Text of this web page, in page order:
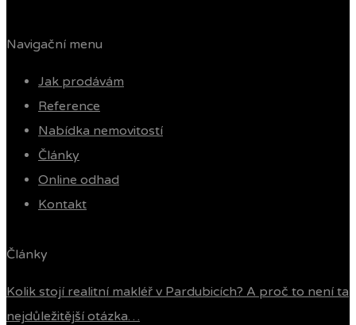
Navigační menu
Jak prodávám
Reference
Nabídka nemovitostí
Články
Online odhad
Kontakt
Články
Kolik stojí realitní makléř v Pardubicích? A proč to není ta
nejdůležitější otázka…